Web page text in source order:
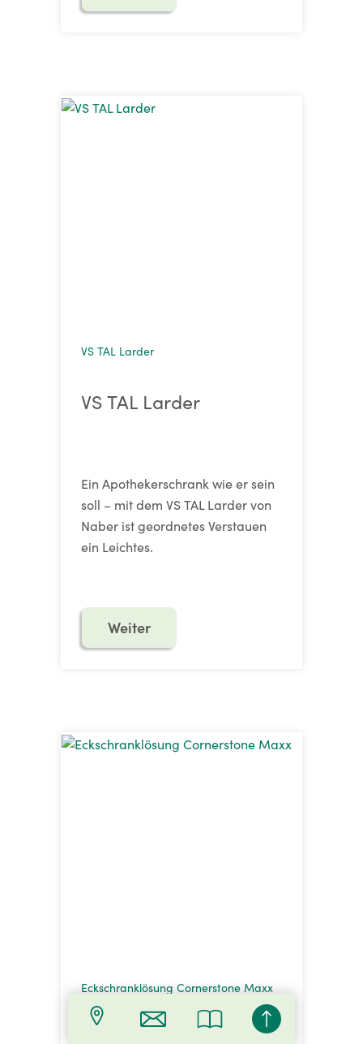
VS TAL Larder
VS TAL Larder
Ein Apothekerschrank wie er sein
soll – mit dem VS TAL Larder von
Naber ist geordnetes Verstauen
ein Leichtes.
Weiter
Eckschranklösung Cornerstone Maxx